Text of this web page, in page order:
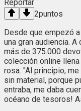
Reportar
2puntos
Desde que empezó
una gran audiencia.
más de 375.000
colección online
rosa. "Al principio,
sin material, porque
entraba, me daba
océano de tesoros!